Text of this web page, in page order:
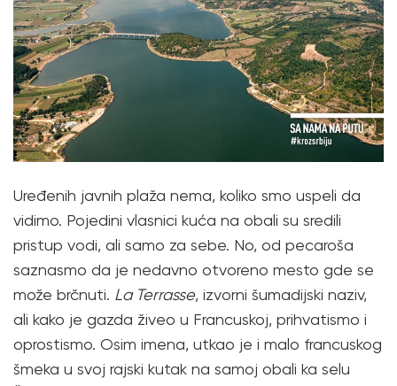
Uređenih javnih plaža nema, koliko smo uspeli da
vidimo. Pojedini vlasnici kuća na obali su sredili
pristup vodi, ali samo za sebe. No, od pecaroša
saznasmo da je nedavno otvoreno mesto gde se
može brčnuti. La Terrasse, izvorni šumadijski naziv,
ali kako je gazda živeo u Francuskoj, prihvatismo i
oprostismo. Osim imena, utkao je i malo francuskog
šmeka u svoj rajski kutak na samoj obali ka selu